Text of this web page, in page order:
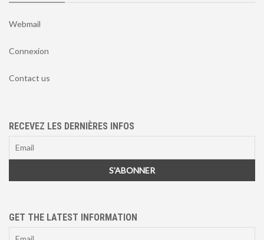
Webmail
Connexion
Contact us
RECEVEZ LES DERNIÈRES INFOS
GET THE LATEST INFORMATION